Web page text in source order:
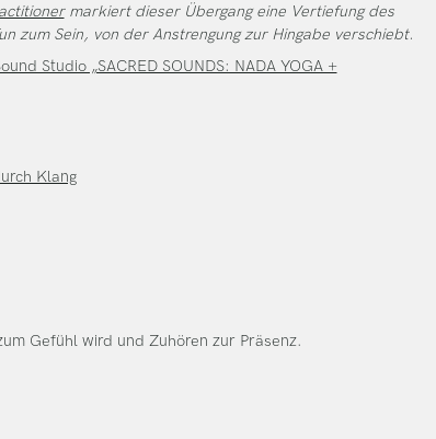
markiert dieser Übergang eine Vertiefung des
zum Sein, von der Anstrengung zur Hingabe verschiebt.
Studio „SACRED SOUNDS: NADA YOGA +
Klang
Gefühl wird und Zuhören zur Präsenz.